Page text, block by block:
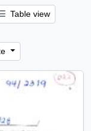
Table view